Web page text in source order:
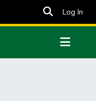
Log In